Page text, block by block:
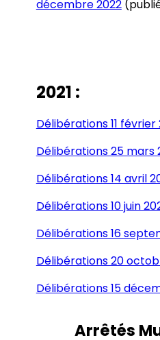
décembre 2022
2021 :
Délibérations 11 février
Délibérations 25 mars
Délibérations 14 avril
Délibérations 10 juin
Délibérations 16
Délibérations 20
Délibérations 15
Arrêtés